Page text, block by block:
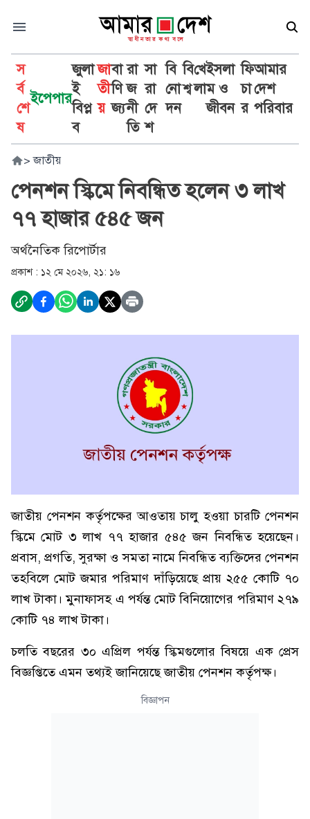
স
র্ব
শে
ষ
ইপেপার
জুলা
ই
বিপ্ল
ব
জা
তী
য়
বা
ণি
জ্য
রা
জ
নী
তি
সা
রা
দে
শ
বি
নো
দন
বি
শ্ব
খে
লা
ইসলা
ম ও
জীবন
ফি
চা
র
আমার
দেশ
পরিবার
> জাতীয়
পেনশন স্কিমে নিবন্ধিত হলেন ৩ লাখ
৭৭ হাজার ৫৪৫ জন
অর্থনৈতিক রিপোর্টার
প্রকাশ : ১২ মে ২০২৬, ২১: ১৬
জাতীয় পেনশন কর্তৃপক্ষের আওতায় চালু হওয়া চারটি পেনশন
স্কিমে মোট ৩ লাখ ৭৭ হাজার ৫৪৫ জন নিবন্ধিত হয়েছেন।
প্রবাস, প্রগতি, সুরক্ষা ও সমতা নামে নিবন্ধিত ব্যক্তিদের পেনশন
তহবিলে মোট জমার পরিমাণ দাঁড়িয়েছে প্রায় ২৫৫ কোটি ৭০
লাখ টাকা। মুনাফাসহ এ পর্যন্ত মোট বিনিয়োগের পরিমাণ ২৭৯
কোটি ৭৪ লাখ টাকা।
চলতি বছরের ৩০ এপ্রিল পর্যন্ত স্কিমগুলোর বিষয়ে এক প্রেস
বিজ্ঞপ্তিতে এমন তথ্যই জানিয়েছে জাতীয় পেনশন কর্তৃপক্ষ।
বিজ্ঞাপন